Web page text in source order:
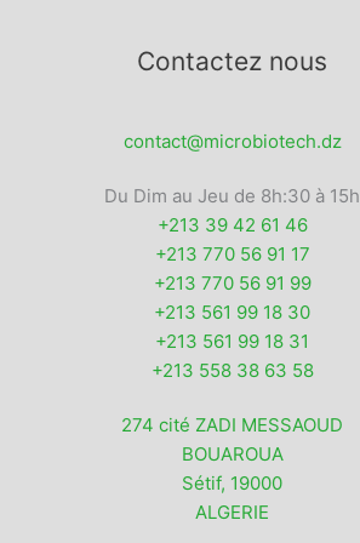
Contactez nous
contact@microbiotech.dz
Du Dim au Jeu de 8h:30 à 15h
+213 39 42 61 46
+213 770 56 91 17
+213 770 56 91 99
+213 561 99 18 30
+213 561 99 18 31
+213 558 38 63 58
274 cité ZADI MESSAOUD
BOUAROUA
Sétif, 19000
ALGERIE